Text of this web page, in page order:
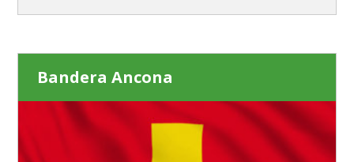
Bandera Ancona